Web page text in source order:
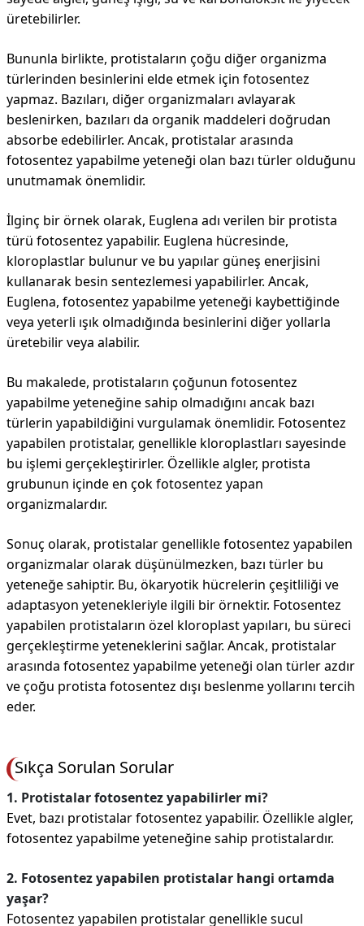
üretebilirler.
Bununla birlikte, protistaların çoğu diğer organizma
türlerinden besinlerini elde etmek için fotosentez
yapmaz. Bazıları, diğer organizmaları avlayarak
beslenirken, bazıları da organik maddeleri doğrudan
absorbe edebilirler. Ancak, protistalar arasında
fotosentez yapabilme yeteneği olan bazı türler olduğunu
unutmamak önemlidir.
İlginç bir örnek olarak, Euglena adı verilen bir protista
türü fotosentez yapabilir. Euglena hücresinde,
kloroplastlar bulunur ve bu yapılar güneş enerjisini
kullanarak besin sentezlemesi yapabilirler. Ancak,
Euglena, fotosentez yapabilme yeteneği kaybettiğinde
veya yeterli ışık olmadığında besinlerini diğer yollarla
üretebilir veya alabilir.
Bu makalede, protistaların çoğunun fotosentez
yapabilme yeteneğine sahip olmadığını ancak bazı
türlerin yapabildiğini vurgulamak önemlidir. Fotosentez
yapabilen protistalar, genellikle kloroplastları sayesinde
bu işlemi gerçekleştirirler. Özellikle algler, protista
grubunun içinde en çok fotosentez yapan
organizmalardır.
Sonuç olarak, protistalar genellikle fotosentez yapabilen
organizmalar olarak düşünülmezken, bazı türler bu
yeteneğe sahiptir. Bu, ökaryotik hücrelerin çeşitliliği ve
adaptasyon yetenekleriyle ilgili bir örnektir. Fotosentez
yapabilen protistaların özel kloroplast yapıları, bu süreci
gerçekleştirme yeteneklerini sağlar. Ancak, protistalar
arasında fotosentez yapabilme yeteneği olan türler azdır
ve çoğu protista fotosentez dışı beslenme yollarını tercih
eder.
Sıkça Sorulan Sorular
1. Protistalar fotosentez yapabilirler mi?
Evet, bazı protistalar fotosentez yapabilir. Özellikle algler,
fotosentez yapabilme yeteneğine sahip protistalardır.
2. Fotosentez yapabilen protistalar hangi ortamda
yaşar?
Fotosentez yapabilen protistalar genellikle sucul